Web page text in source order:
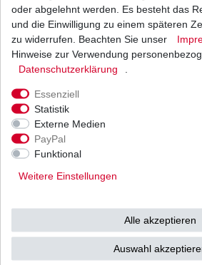
UVP 24,23 €
1 Stück | 19,78 € / Stück
inkl. ges. MwSt. zzgl.
Versand
Ab einem Warenwert von
500 Euro versenden wir
53783
oder abgelehnt werden. Es besteht das
und die Einwilligung zu einem späteren
zu widerrufen. Beachten Sie unser
Hinweise zur Verwendung
Daten­schutz­erklärung
Essenziell
Statistik
Externe Medien
PayPal
Funktional
Weitere Einstellungen
Alle akzeptieren
Auswahl